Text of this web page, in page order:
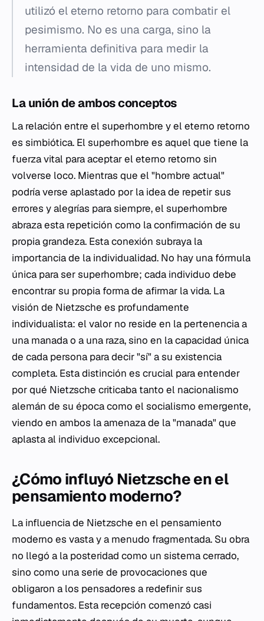
utilizó el eterno retorno para combatir el
pesimismo. No es una carga, sino la
herramienta definitiva para medir la
intensidad de la vida de uno mismo.
La unión de ambos conceptos
La relación entre el superhombre y el eterno retorno
es simbiótica. El superhombre es aquel que tiene la
fuerza vital para aceptar el eterno retorno sin
volverse loco. Mientras que el "hombre actual"
podría verse aplastado por la idea de repetir sus
errores y alegrías para siempre, el superhombre
abraza esta repetición como la confirmación de su
propia grandeza. Esta conexión subraya la
importancia de la individualidad. No hay una fórmula
única para ser superhombre; cada individuo debe
encontrar su propia forma de afirmar la vida. La
visión de Nietzsche es profundamente
individualista: el valor no reside en la pertenencia a
una manada o a una raza, sino en la capacidad única
de cada persona para decir "sí" a su existencia
completa. Esta distinción es crucial para entender
por qué Nietzsche criticaba tanto el nacionalismo
alemán de su época como el socialismo emergente,
viendo en ambos la amenaza de la "manada" que
aplasta al individuo excepcional.
¿Cómo influyó Nietzsche en el
pensamiento moderno?
La influencia de Nietzsche en el pensamiento
moderno es vasta y a menudo fragmentada. Su obra
no llegó a la posteridad como un sistema cerrado,
sino como una serie de provocaciones que
obligaron a los pensadores a redefinir sus
fundamentos. Esta recepción comenzó casi